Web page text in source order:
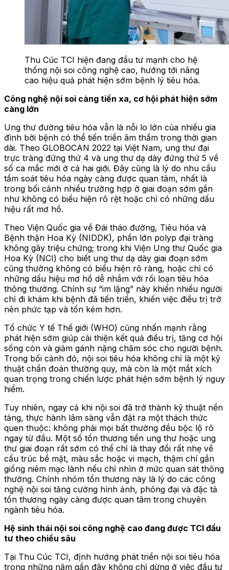
Thu Cúc TCI hiện đang đầu tư mạnh cho hệ
thống nội soi công nghệ cao, hướng tới nâng
cao hiệu quả phát hiện sớm bệnh lý tiêu hóa.
Công nghệ nội soi càng tiến xa, cơ hội phát hiện sớm
càng lớn
Ung thư đường tiêu hóa vẫn là nỗi lo lớn của nhiều gia
đình bởi bệnh có thể tiến triển âm thầm trong thời gian
dài. Theo GLOBOCAN 2022 tại Việt Nam, ung thư đại
trực tràng đứng thứ 4 và ung thư dạ dày đứng thứ 5 về
số ca mắc mới ở cả hai giới. Đây cũng là lý do nhu cầu
tầm soát tiêu hóa ngày càng được quan tâm, nhất là
trong bối cảnh nhiều trường hợp ở giai đoạn sớm gần
như không có biểu hiện rõ rệt hoặc chỉ có những dấu
hiệu rất mơ hồ.
Theo Viện Quốc gia về Đái tháo đường, Tiêu hóa và
Bệnh thận Hoa Kỳ (NIDDK), phần lớn polyp đại tràng
không gây triệu chứng; trong khi Viện Ung thư Quốc gia
Hoa Kỳ (NCI) cho biết ung thư dạ dày giai đoạn sớm
cũng thường không có biểu hiện rõ ràng, hoặc chỉ có
những dấu hiệu mơ hồ dễ nhầm với rối loạn tiêu hóa
thông thường. Chính sự “im lặng” này khiến nhiều người
chỉ đi khám khi bệnh đã tiến triển, khiến việc điều trị trở
nên phức tạp và tốn kém hơn.
Tổ chức Y tế Thế giới (WHO) cũng nhấn mạnh rằng
phát hiện sớm giúp cải thiện kết quả điều trị, tăng cơ hội
sống còn và giảm gánh nặng chăm sóc cho người bệnh.
Trong bối cảnh đó, nội soi tiêu hóa không chỉ là một kỹ
thuật chẩn đoán thường quy, mà còn là một mắt xích
quan trọng trong chiến lược phát hiện sớm bệnh lý nguy
hiểm.
Tuy nhiên, ngay cả khi nội soi đã trở thành kỹ thuật nền
tảng, thực hành lâm sàng vẫn đặt ra một thách thức
quen thuộc: không phải mọi bất thường đều bộc lộ rõ
ngay từ đầu. Một số tổn thương tiền ung thư hoặc ung
thư giai đoạn rất sớm có thể chỉ là thay đổi rất nhẹ về
cấu trúc bề mặt, màu sắc hoặc vi mạch, thậm chí gần
giống niêm mạc lành nếu chỉ nhìn ở mức quan sát thông
thường. Chính nhóm tổn thương này là lý do các công
nghệ nội soi tăng cường hình ảnh, phóng đại và đặc tả
tổn thương ngày càng được quan tâm trong chuyên
ngành tiêu hóa.
Hệ sinh thái nội soi công nghệ cao đang được TCI đầu
tư theo chiều sâu
Tại Thu Cúc TCI, định hướng phát triển nội soi tiêu hóa
trong những năm gần đây không chỉ dừng ở việc đầu tư